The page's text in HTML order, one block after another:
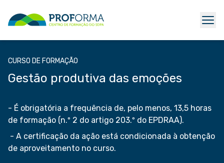
CURSO DE FORMAÇÃO
Gestão produtiva das emoções
- É obrigatória a frequência de, pelo menos, 13,5 horas
de formação (n.º 2 do artigo 203.º do EPDRAA).
- A certificação da ação está condicionada à obtenção
de aproveitamento no curso.